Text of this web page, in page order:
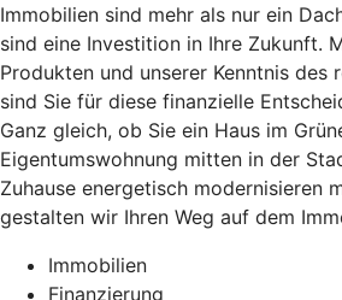
Immobilien sind mehr als nur ein
sind eine Investition in Ihre Zukunft.
Produkten und unserer Kenntnis des
sind Sie für diese finanzielle
Ganz gleich, ob Sie ein Haus im
Eigentumswohnung mitten in der
Zuhause energetisch modernisieren
gestalten wir Ihren Weg auf dem
Immobilien
Finanzierung